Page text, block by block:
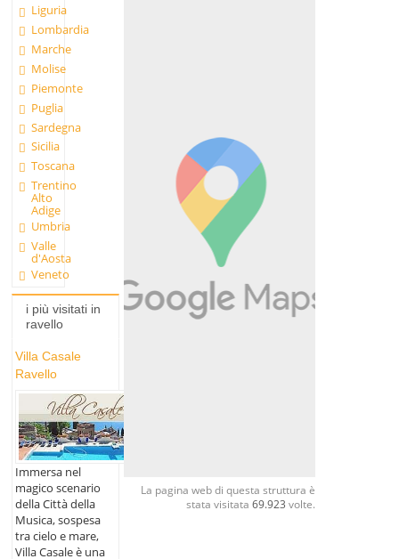
Liguria
Lombardia
Marche
Molise
Piemonte
Puglia
Sardegna
Sicilia
Toscana
Trentino
Alto
Adige
Umbria
Valle
d'Aosta
Veneto
i più visitati in
ravello
Villa Casale
Ravello
Immersa nel
magico scenario
della Città della
Musica, sospesa
tra cielo e mare,
Villa Casale è una
La pagina web di questa struttura è
stata visitata 69.923 volte.